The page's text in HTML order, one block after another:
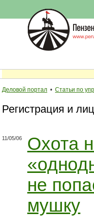
Деловой портал • Статьи по
Регистрация и
11/05/06
Охота
не
мушку